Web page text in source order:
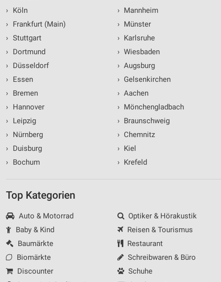
›
Köln
›
Frankfurt (Main)
› Stuttgart
›
Dortmund
›
Düsseldorf
›
Essen
›
Bremen
›
Hannover
›
Leipzig
›
Nürnberg
›
Duisburg
›
Bochum
› Mannheim
› Münster
› Karlsruhe
› Wiesbaden
› Augsburg
› Gelsenkirchen
› Aachen
› Mönchengladbach
› Braunschweig
› Chemnitz
› Kiel
› Krefeld
Top Kategorien
Auto & Motorrad
Baby & Kind
Baumärkte
Biomärkte
Discounter
Optiker & Hörakustik
Reisen & Tourismus
Restaurant
Schreibwaren & Büro
Schuhe